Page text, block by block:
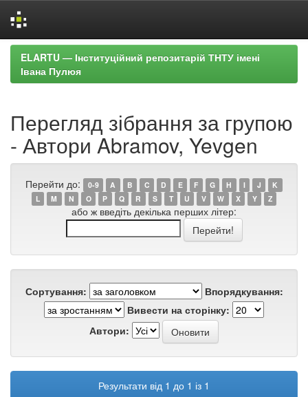
Skip
navigation
ELARTU — Інституційний репозитарій ТНТУ імені
Івана Пулюя
Перегляд зібрання за групою
- Автори Abramov, Yevgen
Перейти до: 0-9 A B C D E F G H I J
K
L
M N O P Q R S T U V W X Y Z
або ж введіть декілька перших літер:
Сортування:
Впорядкування:
Вивести на сторінку:
Автори:
Результати від 1 до 1 із 1